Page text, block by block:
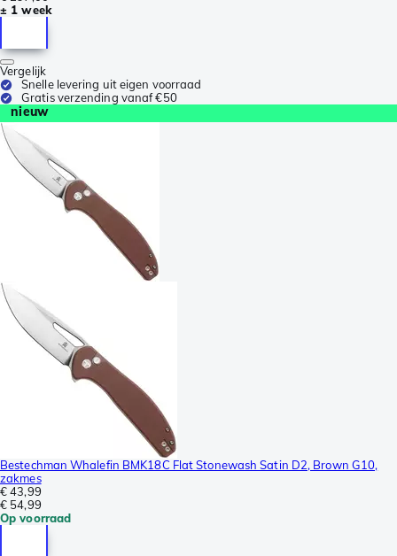
± 1 week
Vergelijk
Snelle levering uit eigen voorraad
Gratis verzending vanaf €50
nieuw
Bestechman Whalefin BMK18C Flat Stonewash Satin D2, Brown G10,
zakmes
€ 43,99
€ 54,99
Op voorraad